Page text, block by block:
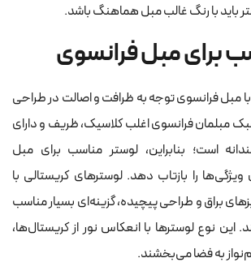
باید با رنگ غالب مبل هماهنگ باشد.
برای مبل فرانسوی
مبل فرانسوی توجه به ظرافت و اصالت در طراحی
مبلمان فرانسوی اغلب کلاسیک، ظریف و دارای
است؛ بنابراین، لوستر مناسب برای مبل
ویژگی‌ها را بازتاب دهد. لوسترهای کریستالی با
براق و طراحی پیچیده، گزینه‌ای بسیار مناسب
نوع لوسترها با انعکاس نور از کریستال‌ها،
به فضا می‌بخشند.